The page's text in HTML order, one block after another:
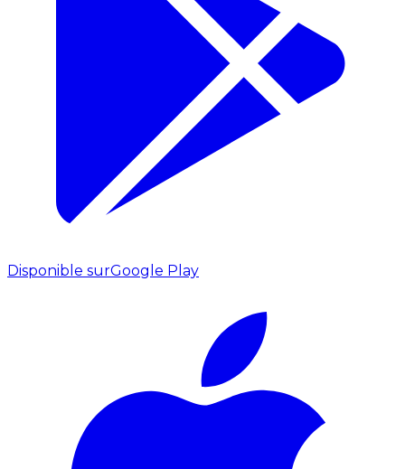
Disponible surGoogle Play